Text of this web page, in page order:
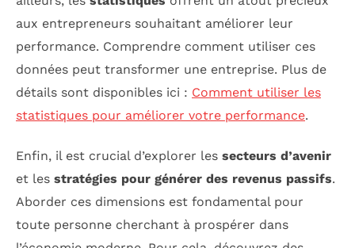
aux entrepreneurs souhaitant améliorer leur
performance. Comprendre comment utiliser ces
données peut transformer une entreprise. Plus de
détails sont disponibles ici : Comment utiliser les
statistiques pour améliorer votre performance.
Enfin, il est crucial d’explorer les secteurs d’avenir
et les stratégies pour générer des revenus passifs.
Aborder ces dimensions est fondamental pour
toute personne cherchant à prospérer dans